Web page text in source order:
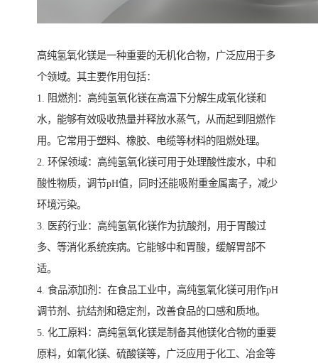
高纯氢氧化镁是一种重要的无机化合物，广泛应用于多
个领域。其主要作用包括：
1. 阻燃剂：高纯氢氧化镁在高温下分解生成氧化镁和
水，能够有效吸收热量并释放水蒸气，从而起到阻燃作
用。它常用于塑料、橡胶、电缆等材料的阻燃处理。
2. 环保领域：高纯氢氧化镁可用于处理酸性废水，中和
酸性物质，调节pH值，同时还能吸附重金属离子，减少
环境污染。
3. 医药行业：高纯氢氧化镁作为抗酸剂，用于胃酸过
多、等消化系统疾病。它能够中和胃酸，缓解胃部不
适。
4. 食品添加剂：在食品工业中，高纯氢氧化镁可用作pH
调节剂、抗结剂和稳定剂，改善食品的口感和质地。
5. 化工原料：高纯氢氧化镁是制备其他镁化合物的重要
原料，如氧化镁、硫酸镁等，广泛应用于化工、冶金等